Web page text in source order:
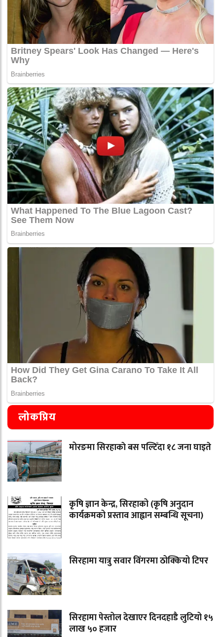
लोकप्रिय
मोरङमा सिरहाकाे बस पल्टिँदा १८ जना घाइते
कृषि ज्ञान केन्द्र, सिरहाको (कृषि अनुदान
कार्यक्रमको प्रस्ताव आह्वान सम्बन्धि सूचना)
सिरहामा यात्रु सवार विंगरमा ठोक्कियो टिपर
सिरहामा पेस्तोल देखाएर दिनदहाडै लुटियो १५
लाख ५० हजार